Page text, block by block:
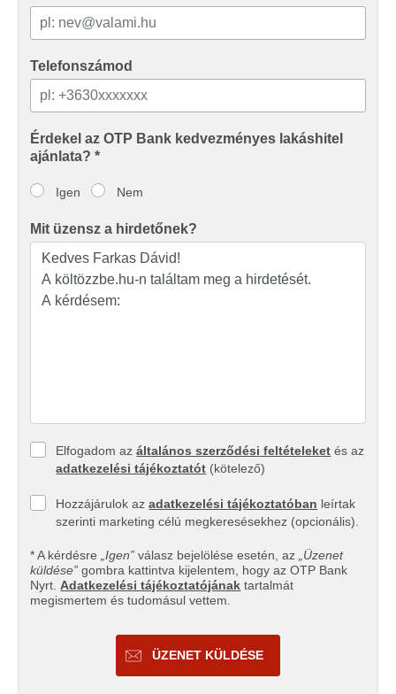
Telefonszámod
Érdekel az OTP Bank kedvezményes lakáshitel
ajánlata? *
Igen Nem
Mit üzensz a hirdetőnek?
Elfogadom azáltalános szerződési feltételeket és az
adatkezelési tájékoztatót (kötelező)
Hozzájárulok azadatkezelési tájékoztatóban leírtak
szerinti marketing célú megkeresésekhez (opcionális).
* A kérdésre „Igen” válasz bejelölése esetén, az
„Üzenet
küldése” gombra kattintva kijelentem, hogy az OTP Bank
Nyrt. Adatkezelési tájékoztatójának tartalmát
megismertem és tudomásul vettem.
ÜZENET KÜLDÉSE